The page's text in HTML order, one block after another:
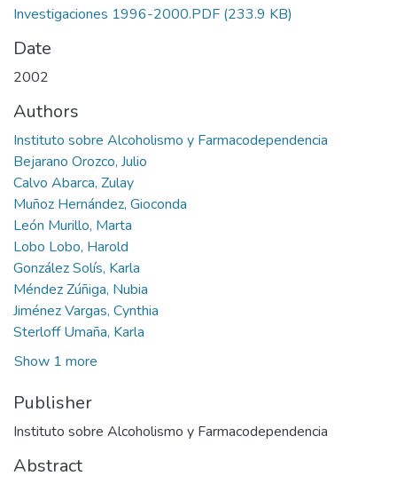
Investigaciones 1996-2000.PDF (233.9 KB)
Date
2002
Authors
Instituto sobre Alcoholismo y Farmacodependencia
Bejarano Orozco, Julio
Calvo Abarca, Zulay
Muñoz Hernández, Gioconda
León Murillo, Marta
Lobo Lobo, Harold
González Solís, Karla
Méndez Zúñiga, Nubia
Jiménez Vargas, Cynthia
Sterloff Umaña, Karla
Show 1 more
Publisher
Instituto sobre Alcoholismo y Farmacodependencia
Abstract